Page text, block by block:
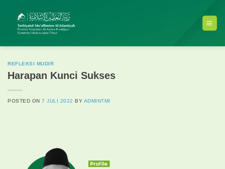
content
REFLEKSI MUDIR
Harapan Kunci Sukses
POSTED ON7 JULI 2022 BY ADMINTMI